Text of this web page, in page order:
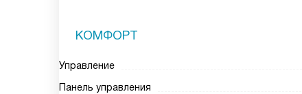
КОМФОРТ
Управление
Панель управления